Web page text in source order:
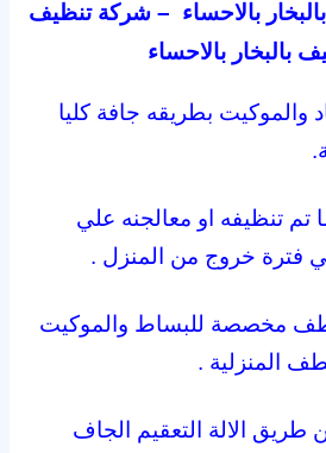
بالاحساء – شركة تنظيف
بالبخار بالاحساء
والموكيت بطريقه جافة كليا
تنظيفه او معالجنه علي
فترة خروج من المنزل .
مخصصة للبساط والموكيت
المنزلية .
طريق الالة التعقيم الجاف